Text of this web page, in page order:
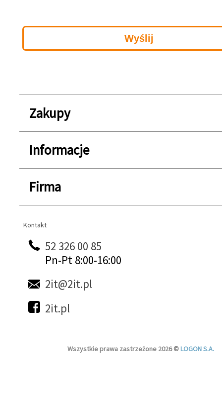
Zakupy
Informacje
Firma
Kontakt
Kontakt
52 326 00 85
Pn-Pt 8:00-16:00
2it@2it.pl
2it.pl
Wszystkie prawa zastrzeżone 2026 ©LOGON S.A.